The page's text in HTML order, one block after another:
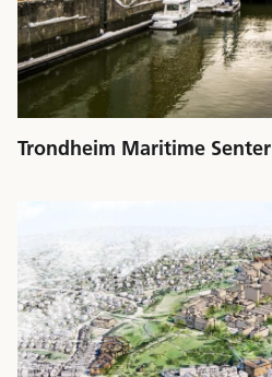
Trondheim Maritime Senter